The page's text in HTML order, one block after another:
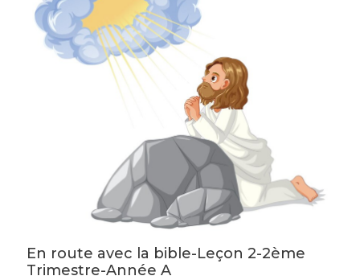
En route avec la bible-Leçon 2-2ème
Trimestre-Année A